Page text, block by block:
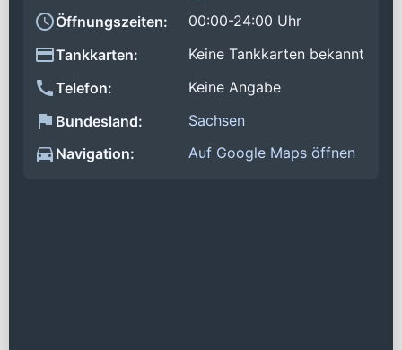
Öffnungszeiten:
00:00-24:00 Uhr
Tankkarten:
Keine Tankkarten bekannt
Telefon:
Keine Angabe
Bundesland:
Sachsen
Navigation:
Auf Google Maps öffnen